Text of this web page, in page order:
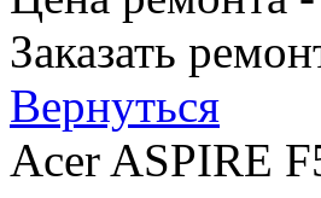
Заказать
Вернуться
Acer ASPIRE